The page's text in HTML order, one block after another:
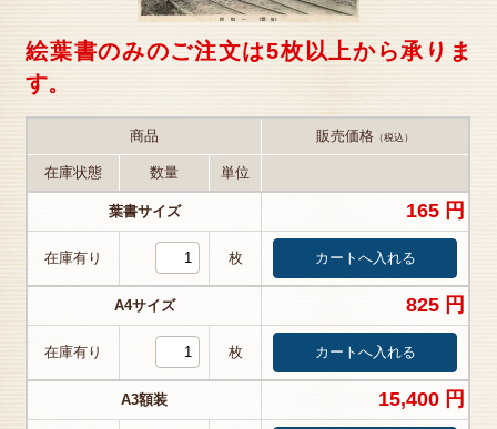
絵葉書のみのご注文は5枚以上から承りま
す。
商品 販売価格 （税込）
在庫状態 数量 単位
葉書サイズ 165 円
在庫有り 枚
A4サイズ 825 円
在庫有り 枚
A3額装 15,400 円